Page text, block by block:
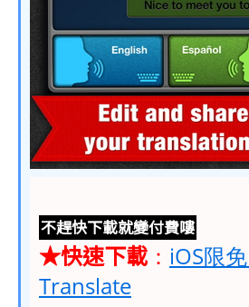
不趕快下載就變付費嘍
★快速下載 ： iOS限
Translate